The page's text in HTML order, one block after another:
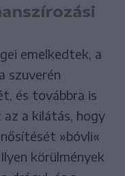
emelkedtek, a
szuverén
és továbbra is
a kilátás, hogy
»bóvli«
körülmények